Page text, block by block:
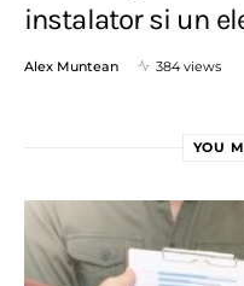
instalator si un
Alex Muntean 384 views
YOU